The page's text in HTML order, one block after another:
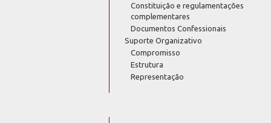
Constituição e regulamentações
complementares
Documentos Confessionais
Suporte Organizativo
Compromisso
Estrutura
Representação